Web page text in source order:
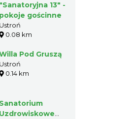
"Sanatoryjna 13" -
pokoje gościnne
Ustroń
0.08 km
Pod Gruszą
Ustroń
0.14 km
Sanatorium
Uzdrowiskowe